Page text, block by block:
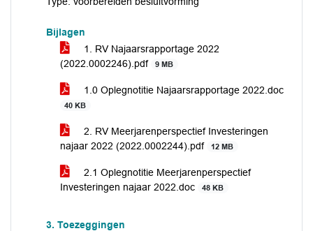
Bijlagen
1. RV Najaarsrapportage 2022
(2022.0002246).pdf
9 MB
1.0 Oplegnotitie Najaarsrapportage 2022.doc
40 KB
2. RV Meerjarenperspectief Investeringen
najaar 2022 (2022.0002244).pdf
12 MB
2.1 Oplegnotitie Meerjarenperspectief
Investeringen najaar 2022.doc
48 KB
3. Toezeggingen